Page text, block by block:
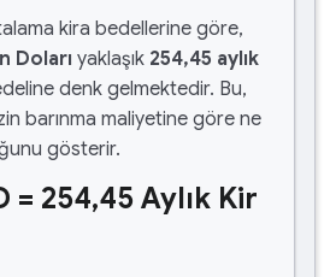
kira bedellerine göre,
Doları yaklaşık 254,45 aylık
denk gelmektedir. Bu,
barınma maliyetine göre ne
gösterir.
= 254,45 Aylık Kir